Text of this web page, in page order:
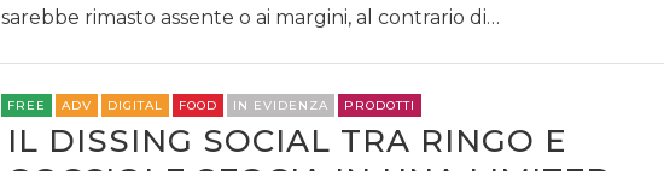
sarebbe rimasto assente o ai margini, al contrario di…
FREE ADV DIGITAL FOOD IN EVIDENZA PRODOTTI
IL DISSING SOCIAL TRA RINGO E